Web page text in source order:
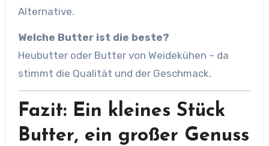
Alternative.
Welche Butter ist die beste?
Heubutter oder Butter von Weidekühen – da
stimmt die Qualität und der Geschmack.
Fazit: Ein kleines Stück
Butter, ein großer Genuss